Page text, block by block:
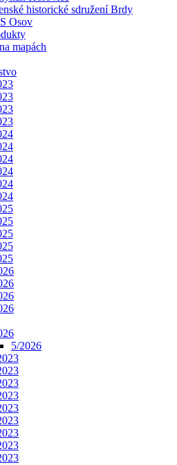
historické sdružení Brdy
Osov
mapách
5/2026